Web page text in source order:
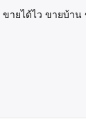
ยได้ไว ขายบ้า